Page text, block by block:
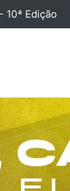
10ª Edição